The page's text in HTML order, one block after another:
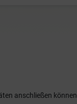
anschließen können.